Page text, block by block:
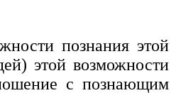
познания этой
этой возможности
с познающим